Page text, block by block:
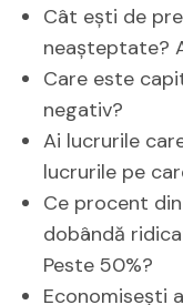
Cât ești de
neașteptate?
Care este
negativ?
Ai lucrurile
lucrurile pe
Ce procent
dobândă
Peste 50%?
Economisești